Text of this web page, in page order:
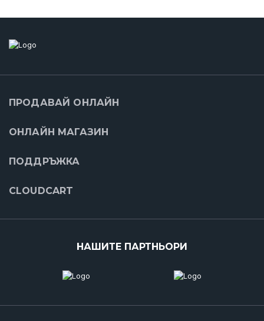
ПРОДАВАЙ ОНЛАЙН
ОНЛАЙН МАГАЗИН
ПОДДРЪЖКА
CLOUDCART
НАШИТЕ ПАРТНЬОРИ